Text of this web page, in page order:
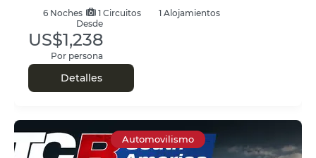
6 Noches 1 Circuitos
1 Alojamientos
Desde
US$1,238
Por persona
Detalles
Automovilismo